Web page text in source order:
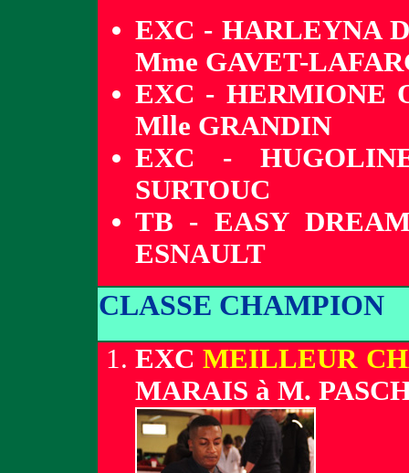
EXC - HARLEYNA
Mme GAVET-
EXC - HERMIONE
Mlle GRANDIN
EXC -
SURTOUC
TB - EASY
ESNAULT
CLASSE CHAMPION
EXCMEILLEUR
MARAIS à M.